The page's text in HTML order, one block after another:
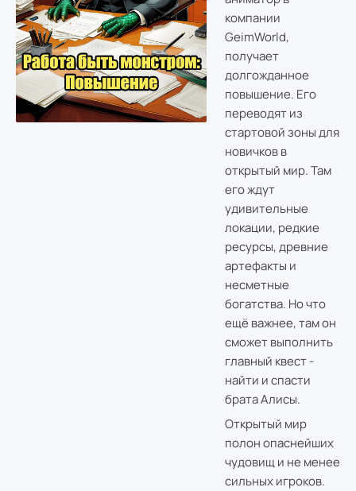
компании
GeimWorld,
получает
долгожданное
повышение. Его
переводят из
стартовой зоны для
новичков в
открытый мир. Там
его ждут
удивительные
локации, редкие
ресурсы, древние
артефакты и
несметные
богатства. Но что
ещё важнее, там он
сможет выполнить
главный квест -
найти и спасти
брата Алисы.
Открытый мир
полон опаснейших
чудовищ и не менее
сильных игроков.